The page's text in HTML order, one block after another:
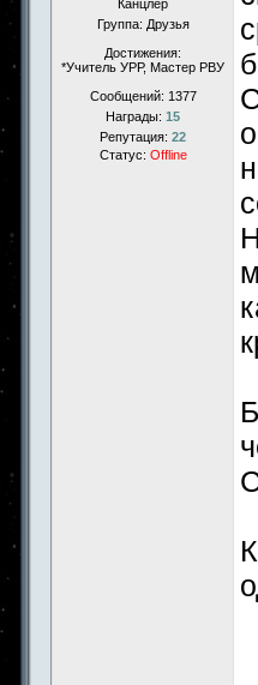
Канцлер
Группа: Друзья
Достижения:
*Учитель УРР, Мастер РВУ
Сообщений: 1377
Награды: 15
Репутация: 22
Статус: Offline